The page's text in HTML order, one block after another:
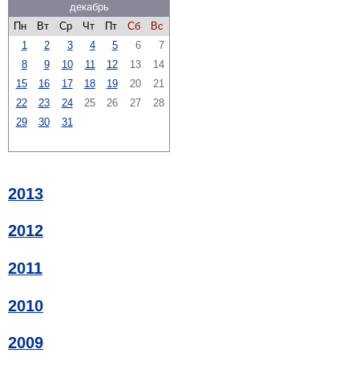
декабрь
Пн
Вт Ср Чт Пт Сб
Вс
1
2 3 4 5 6
7
8
9 10 11 12 13
14
15
16 17 18 19 20
21
22
23 24 25 26 27
28
29
30 31
2013
2012
2011
2010
2009